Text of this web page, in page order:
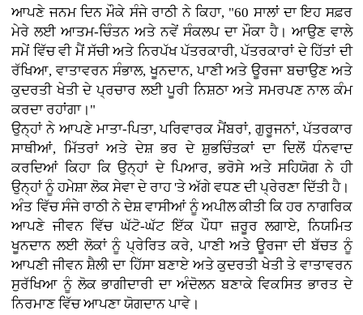
ਆਪਣੇ ਜਨਮ ਦਿਨ ਮੌਕੇ ਸੰਜੇ ਰਾਠੀ ਨੇ ਕਿਹਾ, "60 ਸਾਲਾਂ ਦਾ ਇਹ ਸਫ਼ਰ
ਮੇਰੇ ਲਈ ਆਤਮ-ਚਿੰਤਨ ਅਤੇ ਨਵੇਂ ਸੰਕਲਪ ਦਾ ਮੌਕਾ ਹੈ। ਆਉਣ ਵਾਲੇ
ਸਮੇਂ ਵਿੱਚ ਵੀ ਮੈਂ ਸੱਚੀ ਅਤੇ ਨਿਰਪੱਖ ਪੱਤਰਕਾਰੀ, ਪੱਤਰਕਾਰਾਂ ਦੇ ਹਿੱਤਾਂ ਦੀ
ਰੱਖਿਆ, ਵਾਤਾਵਰਨ ਸੰਭਾਲ, ਖੂਨਦਾਨ, ਪਾਣੀ ਅਤੇ ਊਰਜਾ ਬਚਾਉਣ ਅਤੇ
ਕੁਦਰਤੀ ਖੇਤੀ ਦੇ ਪ੍ਰਚਾਰ ਲਈ ਪੂਰੀ ਨਿਸ਼ਠਾ ਅਤੇ ਸਮਰਪਣ ਨਾਲ ਕੰਮ
ਕਰਦਾ ਰਹਾਂਗਾ।"
ਉਨ੍ਹਾਂ ਨੇ ਆਪਣੇ ਮਾਤਾ-ਪਿਤਾ, ਪਰਿਵਾਰਕ ਮੈਂਬਰਾਂ, ਗੁਰੂਜਨਾਂ, ਪੱਤਰਕਾਰ
ਸਾਥੀਆਂ, ਮਿੱਤਰਾਂ ਅਤੇ ਦੇਸ਼ ਭਰ ਦੇ ਸ਼ੁਭਚਿੰਤਕਾਂ ਦਾ ਦਿਲੋਂ ਧੰਨਵਾਦ
ਕਰਦਿਆਂ ਕਿਹਾ ਕਿ ਉਨ੍ਹਾਂ ਦੇ ਪਿਆਰ, ਭਰੋਸੇ ਅਤੇ ਸਹਿਯੋਗ ਨੇ ਹੀ
ਉਨ੍ਹਾਂ ਨੂੰ ਹਮੇਸ਼ਾ ਲੋਕ ਸੇਵਾ ਦੇ ਰਾਹ 'ਤੇ ਅੱਗੇ ਵਧਣ ਦੀ ਪ੍ਰੇਰਣਾ ਦਿੱਤੀ ਹੈ।
ਅੰਤ ਵਿੱਚ ਸੰਜੇ ਰਾਠੀ ਨੇ ਦੇਸ਼ ਵਾਸੀਆਂ ਨੂੰ ਅਪੀਲ ਕੀਤੀ ਕਿ ਹਰ ਨਾਗਰਿਕ
ਆਪਣੇ ਜੀਵਨ ਵਿੱਚ ਘੱਟੋ-ਘੱਟ ਇੱਕ ਪੌਧਾ ਜ਼ਰੂਰ ਲਗਾਏ, ਨਿਯਮਿਤ
ਖੂਨਦਾਨ ਲਈ ਲੋਕਾਂ ਨੂੰ ਪ੍ਰੇਰਿਤ ਕਰੇ, ਪਾਣੀ ਅਤੇ ਊਰਜਾ ਦੀ ਬੱਚਤ ਨੂੰ
ਆਪਣੀ ਜੀਵਨ ਸ਼ੈਲੀ ਦਾ ਹਿੱਸਾ ਬਣਾਏ ਅਤੇ ਕੁਦਰਤੀ ਖੇਤੀ ਤੇ ਵਾਤਾਵਰਨ
ਸੁਰੱਖਿਆ ਨੂੰ ਲੋਕ ਭਾਗੀਦਾਰੀ ਦਾ ਅੰਦੋਲਨ ਬਣਾਕੇ ਵਿਕਸਿਤ ਭਾਰਤ ਦੇ
ਨਿਰਮਾਣ ਵਿੱਚ ਆਪਣਾ ਯੋਗਦਾਨ ਪਾਵੇ।